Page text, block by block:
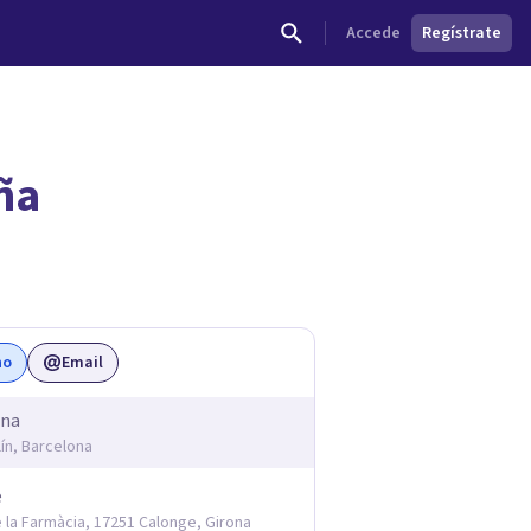
Accede Regístrate
Email
Barcelona
Farmàcia, 17251 Calonge, Girona